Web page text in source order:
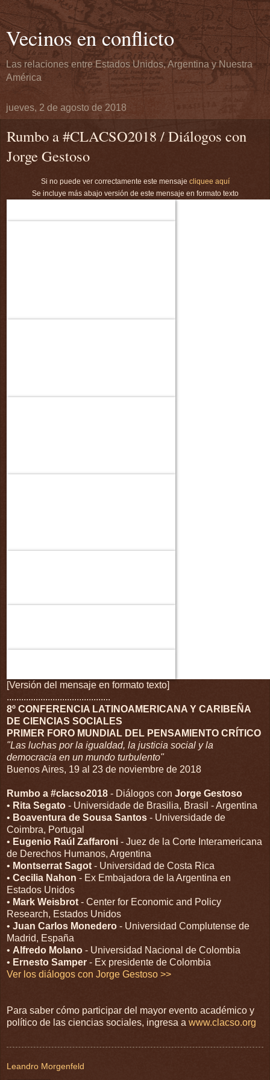
Vecinos en conflicto
Las relaciones entre Estados Unidos, Argentina y Nuestra
América
jueves, 2 de agosto de 2018
Rumbo a #CLACSO2018 / Diálogos con
Jorge Gestoso
Si no puede ver correctamente este mensaje cliquee aquí
Se incluye más abajo versión de este mensaje en formato texto
[Versión del mensaje en formato texto]
...........................................
8º CONFERENCIA LATINOAMERICANA Y CARIBEÑA
DE CIENCIAS SOCIALES
PRIMER FORO MUNDIAL DEL PENSAMIENTO CRÍTICO
"Las luchas por la igualdad, la justicia social y la
democracia en un mundo turbulento"
Buenos Aires, 19 al 23 de noviembre de 2018
Rumbo a #clacso2018 - Diálogos con Jorge Gestoso
• Rita Segato - Universidade de Brasilia, Brasil - Argentina
• Boaventura de Sousa Santos - Universidade de
Coimbra, Portugal
• Eugenio Raúl Zaffaroni - Juez de la Corte Interamericana
de Derechos Humanos, Argentina
• Montserrat Sagot - Universidad de Costa Rica
• Cecilia Nahon - Ex Embajadora de la Argentina en
Estados Unidos
• Mark Weisbrot - Center for Economic and Policy
Research, Estados Unidos
• Juan Carlos Monedero - Universidad Complutense de
Madrid, España
• Alfredo Molano - Universidad Nacional de Colombia
• Ernesto Samper - Ex presidente de Colombia
Ver los diálogos con Jorge Gestoso >>
Para saber cómo participar del mayor evento académico y
político de las ciencias sociales, ingresa a www.clacso.org
Leandro Morgenfeld